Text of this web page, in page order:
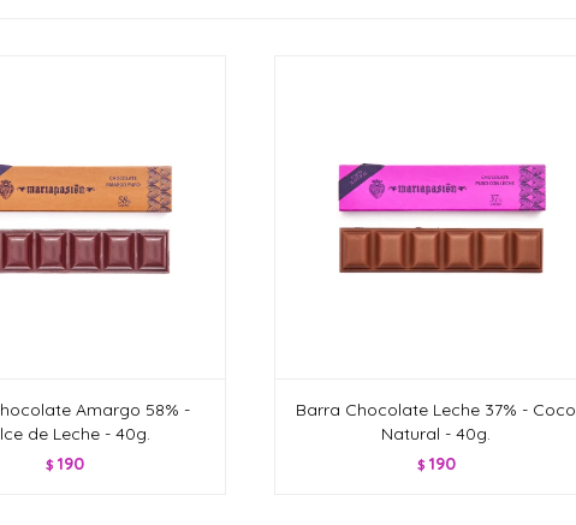
Amargo 58% -
de Leche - 40g.
$ 190
Barra Chocolate Leche 37% - Coco
Natural - 40g.
$ 190